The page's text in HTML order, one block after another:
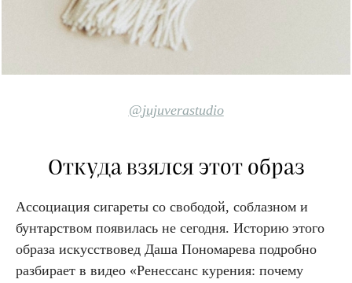
@jujuverastudio
Откуда взялся этот образ
Ассоциация сигареты со свободой, соблазном и
бунтарством появилась не сегодня. Историю этого
образа искусствовед Даша Пономарева подробно
разбирает в видео «Ренессанс курения: почему